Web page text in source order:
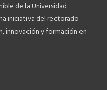
de la Universidad
iniciativa del rectorado
innovación y formación en